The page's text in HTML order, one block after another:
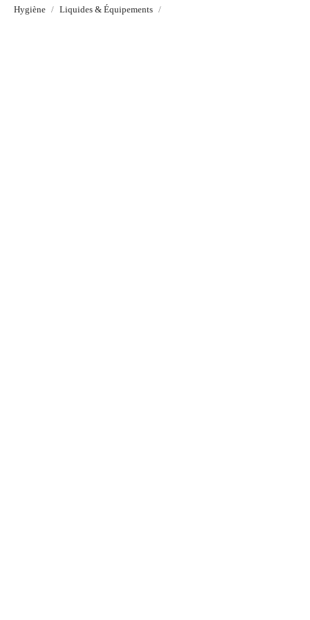
Hygiène Liquides & Équipements